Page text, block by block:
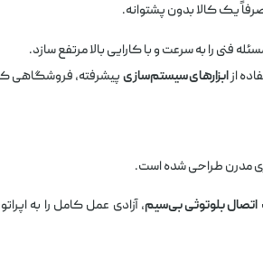
یک کالا بدون پشتوانه.
فنی را به سرعت و با کارایی بالا مرتفع سازد.
ازابزارهای سیستم‌سازی پیشرفته، فروشگاهی
مدرن طراحی شده است.
اتصال بلوتوثی بی‌سیم، آزادی عمل کامل را به